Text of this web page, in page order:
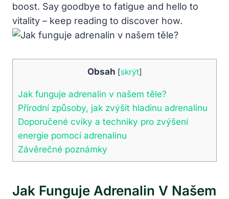
boost. Say goodbye to fatigue and hello to
vitality – keep reading to discover how.
Obsah [skrýt]
Jak funguje adrenalin v našem těle?
Přírodní způsoby, jak zvýšit hladinu adrenalinu
Doporučené cviky a techniky pro zvýšení
energie pomocí adrenalinu
Závěrečné poznámky
Jak Funguje Adrenalin V Našem